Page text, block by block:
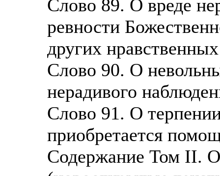
Слово 89. О вреде
ревности
других
Слово 90. О
нерадивого
Слово 91. О
приобретается
Содержание Том II.